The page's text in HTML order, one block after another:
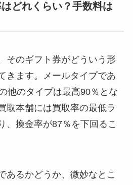
どれくらい？手数料は
そのギフト券がどういう形
きます。メールタイプであ
他のタイプは最高90％とな
取本舗には買取率の最低ラ
、換金率が87％を下回るこ
あるかどうか、微妙なとこ